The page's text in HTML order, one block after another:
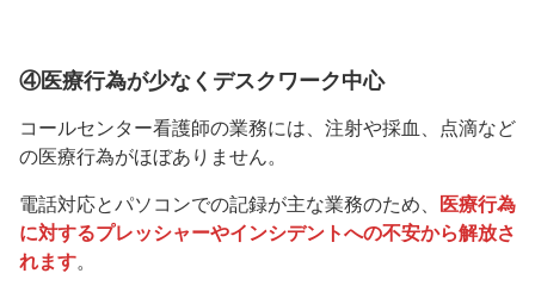
④医療行為が少なくデスクワーク中心
コールセンター看護師の業務には、注射や採血、点滴など
の医療行為がほぼありません。
電話対応とパソコンでの記録が主な業務のため、 医療行為
に対するプレッシャーやインシデントへの不安から解放さ
れます。